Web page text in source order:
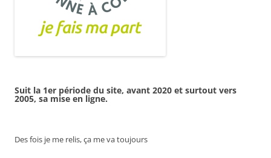
Suit la 1er période du site, avant 2020 et surtout vers
2005, sa mise en ligne.
Des fois je me relis, ça me va toujours